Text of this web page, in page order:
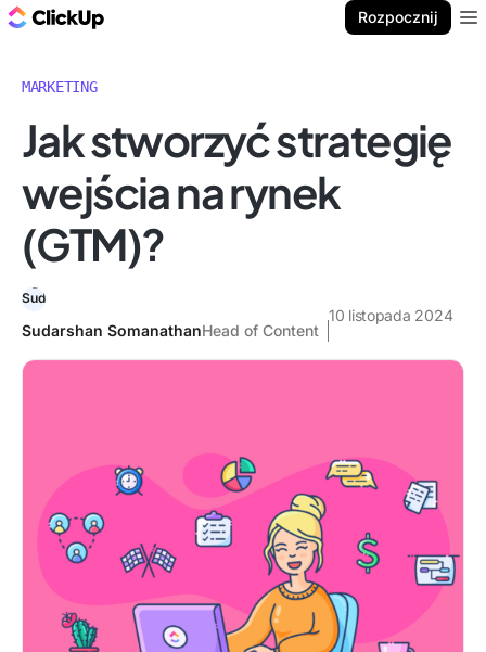
Rozpocznij
MARKETING
Jak stworzyć strategię
wejścia na rynek
(GTM)?
Sudarshan SomanathanHead of Content
10 listopada 2024